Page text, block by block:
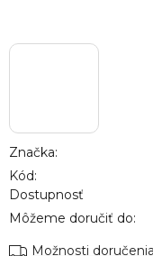
Dostupnosť
Môžeme doručiť do:
Možnosti doručenia
Značka:
Kód: